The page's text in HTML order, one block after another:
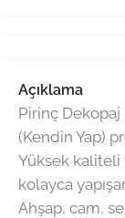
Açıklama
Pirinç Dekopaj
(Kendin Yap)
Yüksek kaliteli
kolayca
Ahşap, cam,